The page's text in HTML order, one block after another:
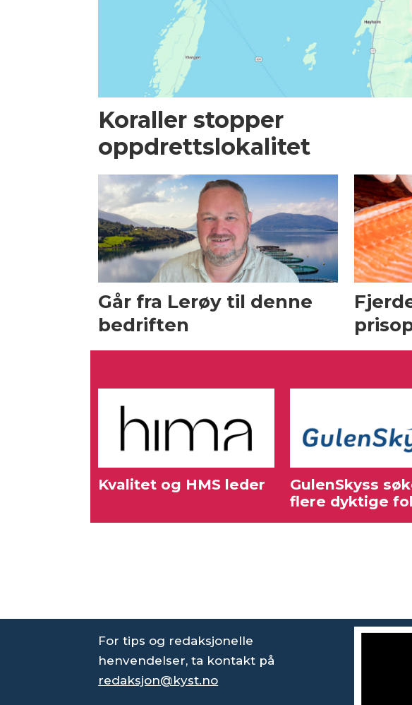
Koraller stopper
oppdrettslokalitet
Går fra Lerøy til denne
bedriften
Kvalitet og HMS leder
GulenSkyss
flere dyktige
For tips og redaksjonelle
henvendelser, ta kontakt på
redaksjon@kyst.no